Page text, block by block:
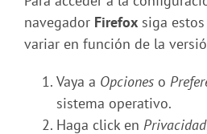
navegador Firefox siga
variar en función de la
Vaya a Opciones o
sistema operativo.
Haga click en Privacidad